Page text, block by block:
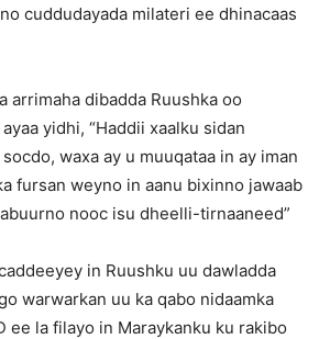
cuddudayada milateri ee dhinacaas
arrimaha dibadda Ruushka oo
yidhi, “Haddii xaalku sidan
waxa ay u muuqataa in ay iman
fursan weyno in aanu bixinno jawaab
nooc isu dheelli-tirnaaneed”
in Ruushku uu dawladda
warwarkan uu ka qabo nidaamka
ee la filayo in Maraykanku ku rakibo